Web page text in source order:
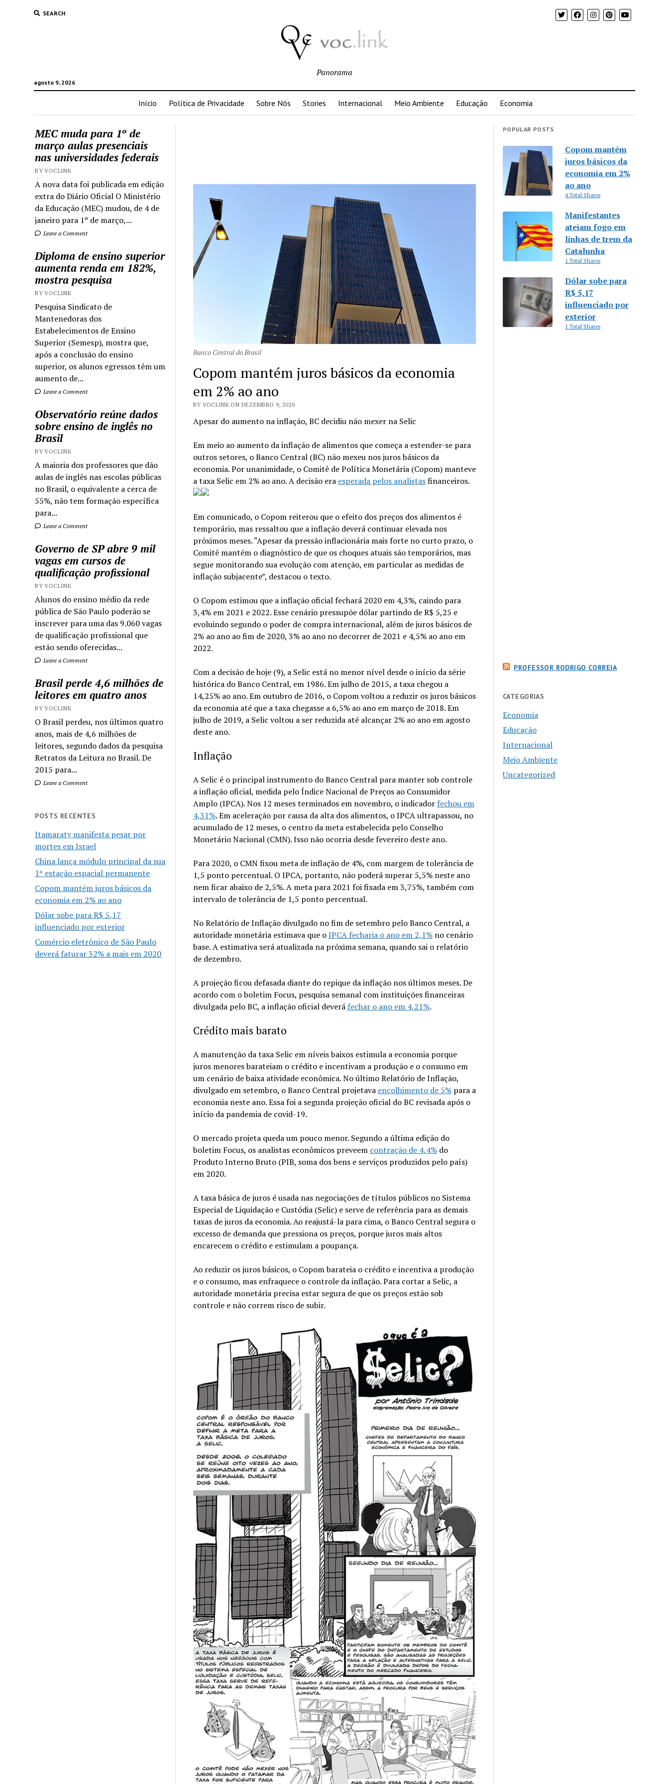
SEARCH
agosto 9, 2026
Panorama
Início Política de Privacidade Sobre Nós Stories Internacional Meio Ambiente Educação Economia
MEC muda para 1º de
março aulas presenciais
nas universidades federais
BY VOCLINK
A nova data foi publicada em edição
extra do Diário Oficial O Ministério
da Educação (MEC) mudou, de 4 de
janeiro para 1º de março,...
Leave a Comment
Diploma de ensino superior
aumenta renda em 182%,
mostra pesquisa
BY VOCLINK
Pesquisa Sindicato de
Mantenedoras dos
Estabelecimentos de Ensino
Superior (Semesp), mostra que,
após a conclusão do ensino
superior, os alunos egressos têm um
aumento de...
Leave a Comment
Observatório reúne dados
sobre ensino de inglês no
Brasil
BY VOCLINK
A maioria dos professores que dão
aulas de inglês nas escolas públicas
no Brasil, o equivalente a cerca de
55%, não tem formação específica
para...
Leave a Comment
Governo de SP abre 9 mil
vagas em cursos de
qualificação profissional
BY VOCLINK
Alunos do ensino médio da rede
pública de São Paulo poderão se
inscrever para uma das 9.060 vagas
de qualificação profissional que
estão sendo oferecidas...
Leave a Comment
Brasil perde 4,6 milhões de
leitores em quatro anos
BY VOCLINK
O Brasil perdeu, nos últimos quatro
anos, mais de 4,6 milhões de
leitores, segundo dados da pesquisa
Retratos da Leitura no Brasil. De
2015 para...
Leave a Comment
POSTS RECENTES
Itamaraty manifesta pesar por
mortes em Israel
China lança módulo principal da sua
1ª estação espacial permanente
Copom mantém juros básicos da
economia em 2% ao ano
Dólar sobe para R$ 5,17
influenciado por exterior
Comércio eletrônico de São Paulo
deverá faturar 32% a mais em 2020
Banco Central do Brasil
Copom mantém juros básicos da economia
em 2% ao ano
BY VOCLINK ON DEZEMBRO 9, 2020
Apesar do aumento na inflação, BC decidiu não mexer na Selic
Em meio ao aumento da inflação de alimentos que começa a estender-se para
outros setores, o Banco Central (BC) não mexeu nos juros básicos da
economia. Por unanimidade, o Comitê de Política Monetária (Copom) manteve
a taxa Selic em 2% ao ano. A decisão era esperada pelos analistasfinanceiros.
Em comunicado, o Copom reiterou que o efeito dos preços dos alimentos é
temporário, mas ressaltou que a inflação deverá continuar elevada nos
próximos meses. “Apesar da pressão inflacionária mais forte no curto prazo, o
Comitê mantém o diagnóstico de que os choques atuais são temporários, mas
segue monitorando sua evolução com atenção, em particular as medidas de
inflação subjacente”, destacou o texto.
O Copom estimou que a inflação oficial fechará 2020 em 4,3%, caindo para
3,4% em 2021 e 2022. Esse cenário pressupõe dólar partindo de R$ 5,25 e
evoluindo segundo o poder de compra internacional, além de juros básicos de
2% ao ano ao fim de 2020, 3% ao ano no decorrer de 2021 e 4,5% ao ano em
2022.
Com a decisão de hoje (9), a Selic está no menor nível desde o início da série
histórica do Banco Central, em 1986. Em julho de 2015, a taxa chegou a
14,25% ao ano. Em outubro de 2016, o Copom voltou a reduzir os juros básicos
da economia até que a taxa chegasse a 6,5% ao ano em março de 2018. Em
julho de 2019, a Selic voltou a ser reduzida até alcançar 2% ao ano em agosto
deste ano.
Inflação
A Selic é o principal instrumento do Banco Central para manter sob controle
a inflação oficial, medida pelo Índice Nacional de Preços ao Consumidor
Amplo (IPCA). Nos 12 meses terminados em novembro, o indicador fechou em
4,31%. Em aceleração por causa da alta dos alimentos, o IPCA ultrapassou, no
acumulado de 12 meses, o centro da meta estabelecida pelo Conselho
Monetário Nacional (CMN). Isso não ocorria desde fevereiro deste ano.
Para 2020, o CMN fixou meta de inflação de 4%, com margem de tolerância de
1,5 ponto percentual. O IPCA, portanto, não poderá superar 5,5% neste ano
nem ficar abaixo de 2,5%. A meta para 2021 foi fixada em 3,75%, também com
intervalo de tolerância de 1,5 ponto percentual.
No Relatório de Inflação divulgado no fim de setembro pelo Banco Central, a
autoridade monetária estimava que oIPCA fecharia o ano em 2,1%no cenário
base. A estimativa será atualizada na próxima semana, quando sai o relatório
de dezembro.
A projeção ficou defasada diante do repique da inflação nos últimos meses. De
acordo com o boletim Focus, pesquisa semanal com instituições financeiras
divulgada pelo BC, a inflação oficial deverá fechar o ano em 4,21%.
Crédito mais barato
A manutenção da taxa Selic em níveis baixos estimula a economia porque
juros menores barateiam o crédito e incentivam a produção e o consumo em
um cenário de baixa atividade econômica. No último Relatório de Inflação,
divulgado em setembro, o Banco Central projetava encolhimento de 5%para a
economia neste ano. Essa foi a segunda projeção oficial do BC revisada após o
início da pandemia de covid-19.
O mercado projeta queda um pouco menor. Segundo a última edição do
boletim Focus, os analistas econômicos preveem contração de 4,4%do
Produto Interno Bruto (PIB, soma dos bens e serviços produzidos pelo país)
em 2020.
A taxa básica de juros é usada nas negociações de títulos públicos no Sistema
Especial de Liquidação e Custódia (Selic) e serve de referência para as demais
taxas de juros da economia. Ao reajustá-la para cima, o Banco Central segura o
excesso de demanda que pressiona os preços, porque juros mais altos
encarecem o crédito e estimulam a poupança.
Ao reduzir os juros básicos, o Copom barateia o crédito e incentiva a produção
e o consumo, mas enfraquece o controle da inflação. Para cortar a Selic, a
autoridade monetária precisa estar segura de que os preços estão sob
controle e não correm risco de subir.
POPULAR POSTS
Copom mantém
juros básicos da
economia em 2%
ao ano
4 Total Shares
Manifestantes
ateiam fogo em
linhas de trem da
Catalunha
1 Total Shares
Dólar sobe para
R$ 5,17
influenciado por
exterior
1 Total Shares
PROFESSOR RODRIGO CORREIA
CATEGORIAS
Economia
Educação
Internacional
Meio Ambiente
Uncategorized